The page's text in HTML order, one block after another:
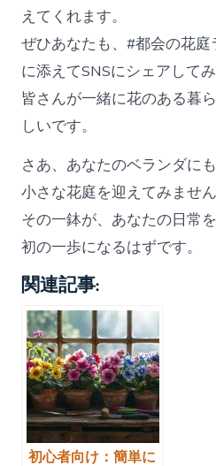
えてくれます。
ぜひあなたも、#都会の花
に添えてSNSにシェアしてみ
皆さんが一緒に花のある暮
しいです。
さあ、あなたのベランダに
小さな花庭を迎えてみませ
その一鉢が、あなたの日常
初の一歩になるはずです。
関連記事:
初心者向け：簡単に